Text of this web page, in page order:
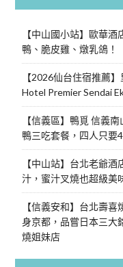
【中山國小站】歐華
鴨、脆皮雞、燉乳鴿！
【2026仙台住宿推薦
Hotel Premier Sendai
【信義區】鴨覓 信義
鴨三吃套餐，四人只要
【中山站】台北老爺
汁，蜜汁叉燒也超級美
【信義安和】台北壽
身京都，品嘗日本三大
燒姐妹店